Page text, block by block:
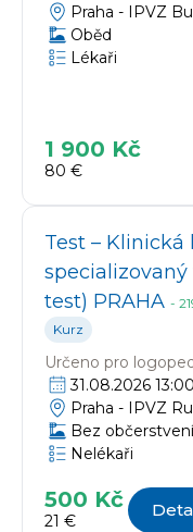
Praha - IPVZ
Oběd
Lékaři
1 900 Kč
80 €
Test – Klinická
test) PRAHA -
Kurz
Určeno pro
31.08.2026 13:00
Praha - IPVZ
Bez občerstvení
Nelékaři
500 Kč
21 €